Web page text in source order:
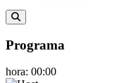
Programa
hora: 00:00